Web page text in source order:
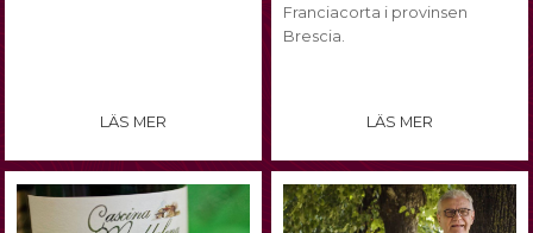
LÄS MER
Franciacorta i provinsen
Brescia.
LÄS MER